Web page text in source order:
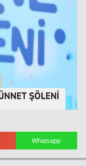
Whatsapp
VİDEO GALERİ
KÜNYE
İLETİŞİM